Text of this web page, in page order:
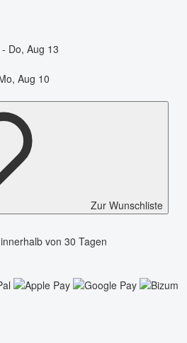
Do, Aug 13
Aug 10
Zur Wunschliste
von 30 Tagen